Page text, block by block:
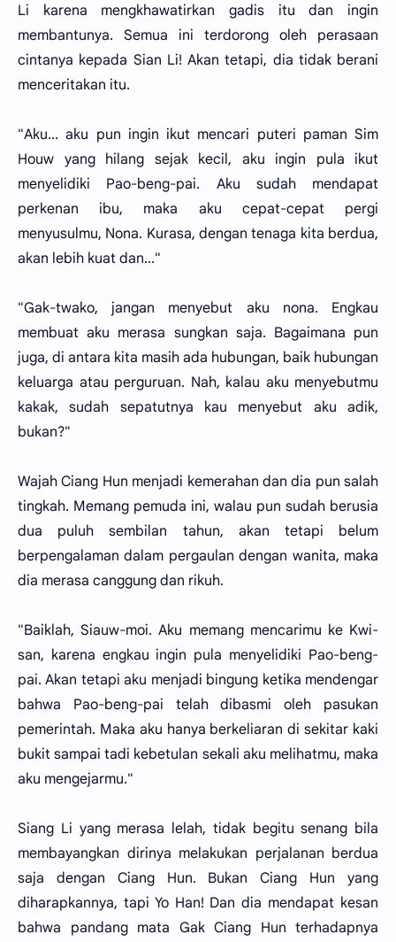
Li karena mengkhawatirkan gadis itu dan ingin
membantunya. Semua ini terdorong oleh perasaan
cintanya kepada Sian Li! Akan tetapi, dia tidak berani
menceritakan itu.
"Aku... aku pun ingin ikut mencari puteri paman Sim
Houw yang hilang sejak kecil, aku ingin pula ikut
menyelidiki Pao-beng-pai. Aku sudah mendapat
perkenan ibu, maka aku cepat-cepat pergi
menyusulmu, Nona. Kurasa, dengan tenaga kita berdua,
akan lebih kuat dan..."
"Gak-twako, jangan menyebut aku nona. Engkau
membuat aku merasa sungkan saja. Bagaimana pun
juga, di antara kita masih ada hubungan, baik hubungan
keluarga atau perguruan. Nah, kalau aku menyebutmu
kakak, sudah sepatutnya kau menyebut aku adik,
bukan?"
Wajah Ciang Hun menjadi kemerahan dan dia pun salah
tingkah. Memang pemuda ini, walau pun sudah berusia
dua puluh sembilan tahun, akan tetapi belum
berpengalaman dalam pergaulan dengan wanita, maka
dia merasa canggung dan rikuh.
"Baiklah, Siauw-moi. Aku memang mencarimu ke Kwi-
san, karena engkau ingin pula menyelidiki Pao-beng-
pai. Akan tetapi aku menjadi bingung ketika mendengar
bahwa Pao-beng-pai telah dibasmi oleh pasukan
pemerintah. Maka aku hanya berkeliaran di sekitar kaki
bukit sampai tadi kebetulan sekali aku melihatmu, maka
aku mengejarmu."
Siang Li yang merasa lelah, tidak begitu senang bila
membayangkan dirinya melakukan perjalanan berdua
saja dengan Ciang Hun. Bukan Ciang Hun yang
diharapkannya, tapi Yo Han! Dan dia mendapat kesan
bahwa pandang mata Gak Ciang Hun terhadapnya